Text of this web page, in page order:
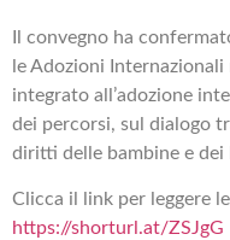
Il convegno ha
le Adozioni
integrato all’adozione
dei percorsi, sul dialogo
diritti delle bambine e dei
Clicca il link per leggere
https://shorturl.at/ZSJgG